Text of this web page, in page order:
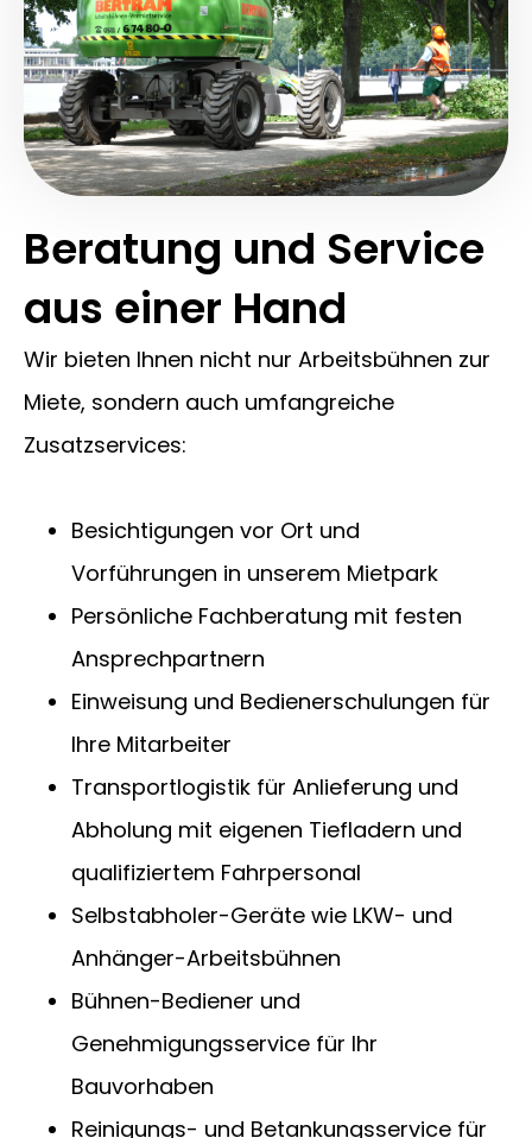
Beratung und Service
aus einer Hand
Wir bieten Ihnen nicht nur Arbeitsbühnen zur
Miete, sondern auch umfangreiche
Zusatzservices:
Besichtigungen vor Ort und
Vorführungen in unserem Mietpark
Persönliche Fachberatung mit festen
Ansprechpartnern
Einweisung und Bedienerschulungen für
Ihre Mitarbeiter
Transportlogistik für Anlieferung und
Abholung mit eigenen Tiefladern und
qualifiziertem Fahrpersonal
Selbstabholer-Geräte wie LKW- und
Anhänger-Arbeitsbühnen
Bühnen-Bediener und
Genehmigungsservice für Ihr
Bauvorhaben
Reinigungs- und Betankungsservice für